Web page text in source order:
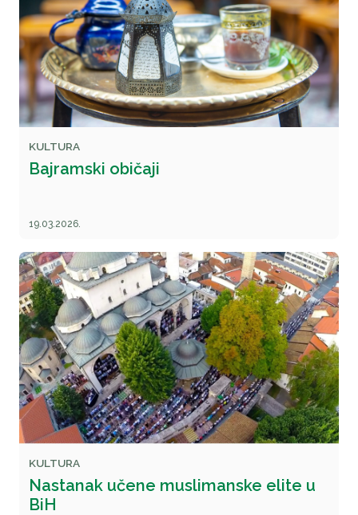
KULTURA
Bajramski običaji
19.03.2026.
KULTURA
Nastanak učene muslimanske elite u
BiH